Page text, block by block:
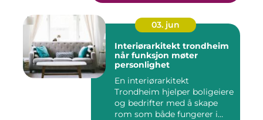
03. jun
Interiørarkitekt trondheim
når funksjon møter
personlighet
En interiørarkitekt
Trondheim hjelper boligeiere
og bedrifter med å skape
rom som både fungerer i